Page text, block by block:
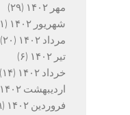
مهر ۱۴۰۲
(۲۹)
شهریور ۱۴۰۲
(۲۱)
مرداد ۱۴۰۲
(۲۰)
تیر ۱۴۰۲
(۶)
خرداد ۱۴۰۲
(۱۴)
اردیبهشت ۱۴۰۲
فروردین ۱۴۰۲
(۵۹)